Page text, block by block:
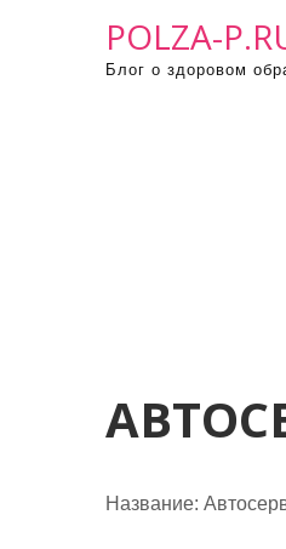
POLZA-
Блог о здоровом
Название: